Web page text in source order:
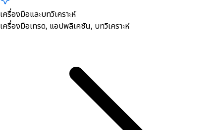
เครื่องมือและบทวิเคราะห์
เครื่องมือเทรด, ​แอปพลิเคชัน, บทวิเคราะห์